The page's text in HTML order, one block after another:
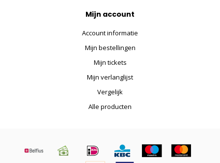
Mijn account
Account informatie
Mijn bestellingen
Mijn tickets
Mijn verlanglijst
Vergelijk
Alle producten